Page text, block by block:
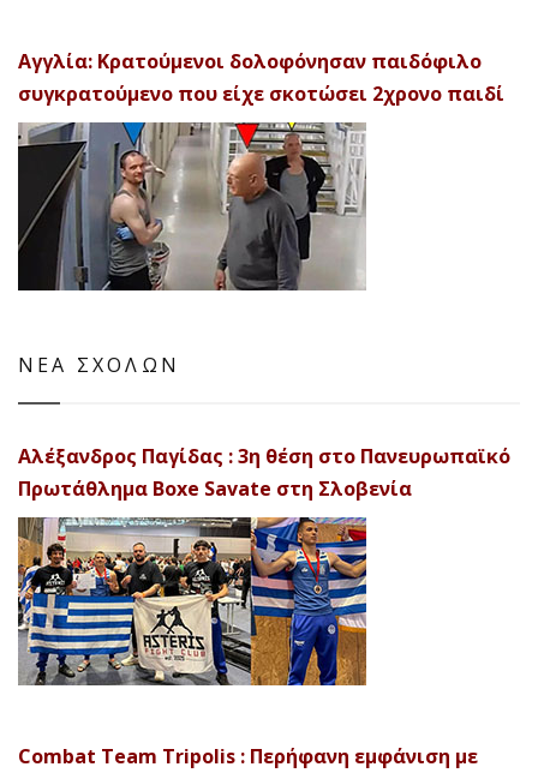
Αγγλία: Κρατούμενοι δολοφόνησαν παιδόφιλο
συγκρατούμενο που είχε σκοτώσει 2χρονο παιδί
ΝΕΑ ΣΧΟΛΩΝ
Αλέξανδρος Παγίδας : 3η θέση στο Πανευρωπαϊκό
Πρωτάθλημα Boxe Savate στη Σλοβενία
Combat Team Tripolis : Περήφανη εμφάνιση με